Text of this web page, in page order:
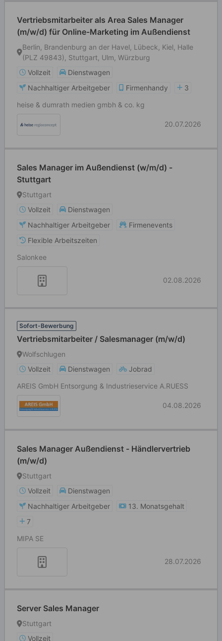
Vertriebsmitarbeiter als Area Sales Manager
(m/w/d) für Online-Marketing im Außendienst
Berlin, Brandenburg an der Havel, Lübeck, Kiel, Halle
(PLZ 49843), Stuttgart, Ulm, Würzburg
Vollzeit
Dienstwagen
Nachhaltiger Arbeitgeber
Firmenhandy
3
heise & dumrath medien gmbh & co. kg
20.07.2026
Sales Manager im Außendienst (w/m/d) -
Stuttgart
Stuttgart
Vollzeit
Dienstwagen
Nachhaltiger Arbeitgeber
Firmenevents
Flexible Arbeitszeiten
Salonkee
02.08.2026
Sofort-Bewerbung
Vertriebsmitarbeiter / Salesmanager (m/w/d)
Wolfschlugen
Vollzeit
Dienstwagen
Jobrad
AREIS GmbH Entsorgung & Industrieservice A.RUESS
04.08.2026
Sales Manager Außendienst - Händlervertrieb
(m/w/d)
Stuttgart
Vollzeit
Dienstwagen
Nachhaltiger Arbeitgeber
13. Monatsgehalt
7
MIPA SE
28.07.2026
Server Sales Manager
Stuttgart
Vollzeit